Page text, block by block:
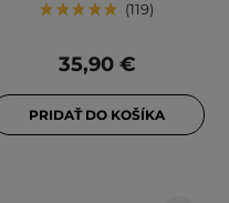
119
35,90 €
PRIDAŤ DO KOŠÍKA